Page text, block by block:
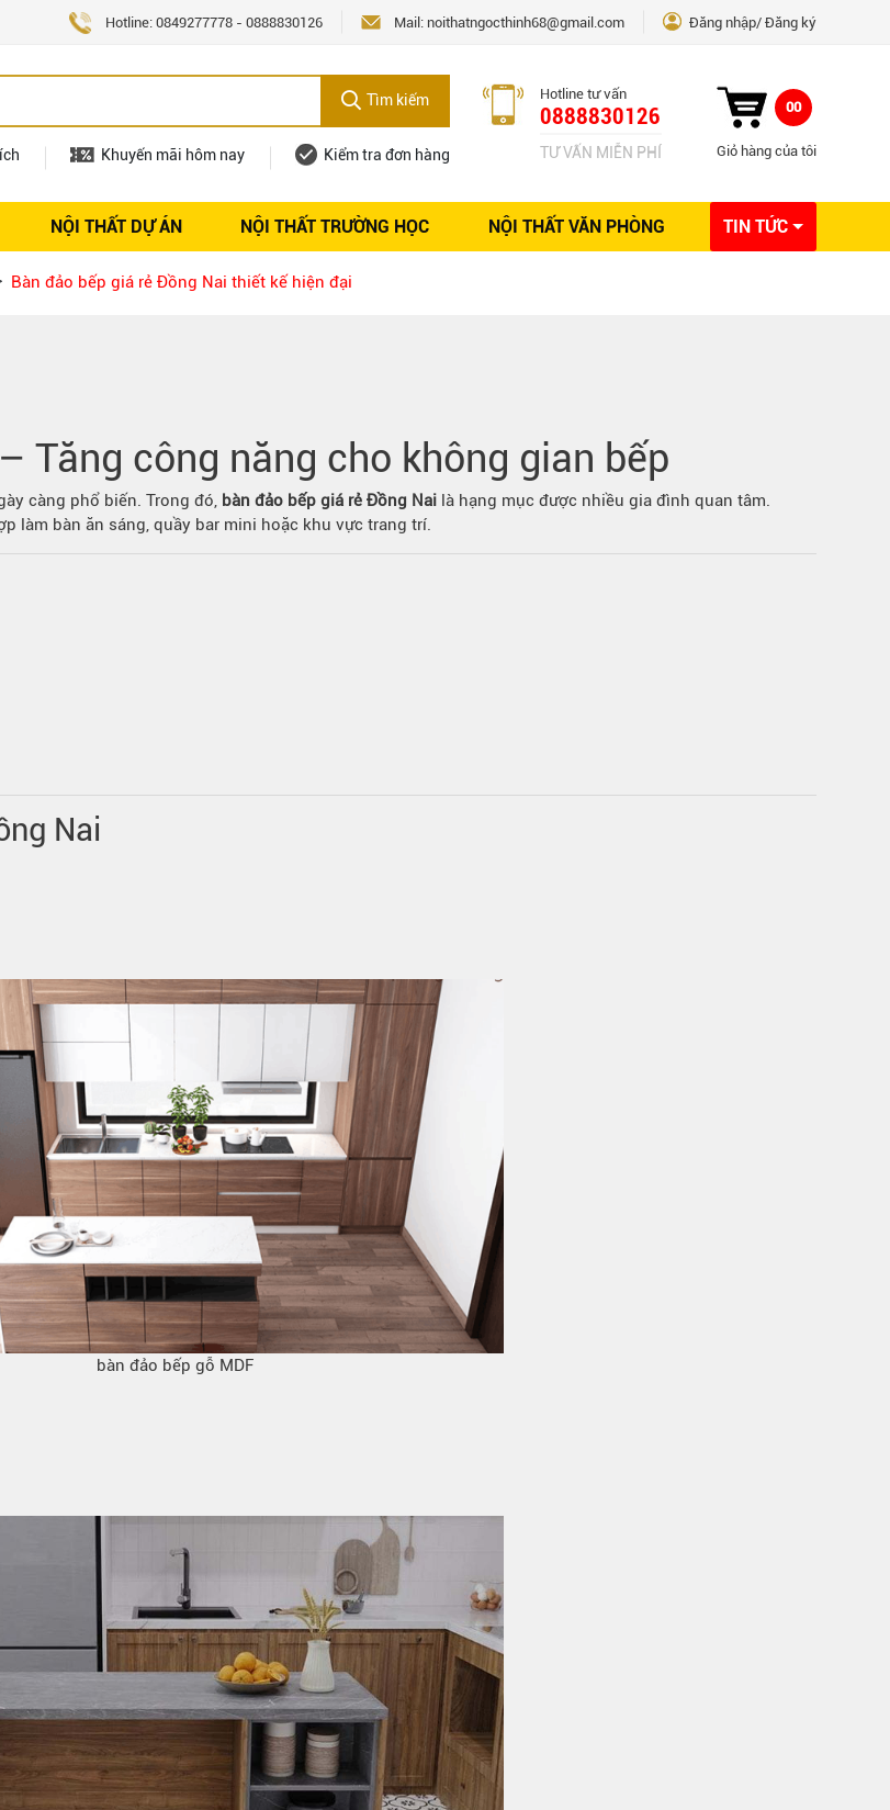
Hotline: 0849277778 - 0888830126 Mail: noithatngocthinh68@gmail.com Đăng nhập Đăng ký
Tìm kiếm
Khuyến mãi hôm nay Kiểm tra đơn hàng
Hotline tư vấn
0888830126
TƯ VẤN MIỄN PHÍ
00
Giỏ hàng của tôi
NỘI THẤT DỰ ÁN NỘI THẤT TRƯỜNG HỌC NỘI THẤT VĂN PHÒNG TIN TỨC
Tuyển dụng
Bàn đảo bếp giá rẻ Đồng Nai thiết kế hiện đại
– Tăng công năng cho không gian bếp
càng phổ biến. Trong đó, bàn đảo bếp giá rẻ Đồng Nai là hạng mục được nhiều gia đình quan tâm.
làm bàn ăn sáng, quầy bar mini hoặc khu vực trang trí.
Nai
bàn đảo bếp gỗ MDF